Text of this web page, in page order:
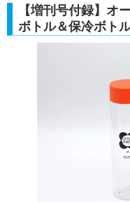
【増刊号付録】オ
ボトル＆保冷ボト